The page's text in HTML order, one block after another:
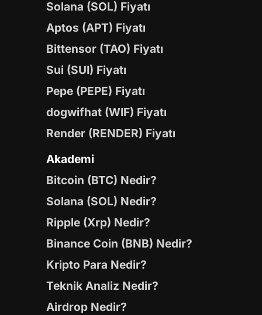
Solana (SOL) Fiyatı
Aptos (APT) Fiyatı
Bittensor (TAO) Fiyatı
Sui (SUI) Fiyatı
Pepe (PEPE) Fiyatı
dogwifhat (WIF) Fiyatı
Render (RENDER) Fiyatı
Akademi
Bitcoin (BTC) Nedir?
Solana (SOL) Nedir?
Ripple (Xrp) Nedir?
Binance Coin (BNB) Nedir?
Kripto Para Nedir?
Teknik Analiz Nedir?
Airdrop Nedir?